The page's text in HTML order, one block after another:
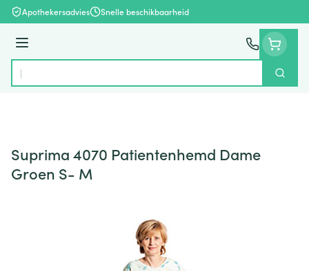
Ga naar de inhoud
Apothekersadvies Snelle beschikbaarheid
Menu
Product, merk, categorie...
Zoek
Suprima 4070 Patientenhemd Dame
Groen S- M